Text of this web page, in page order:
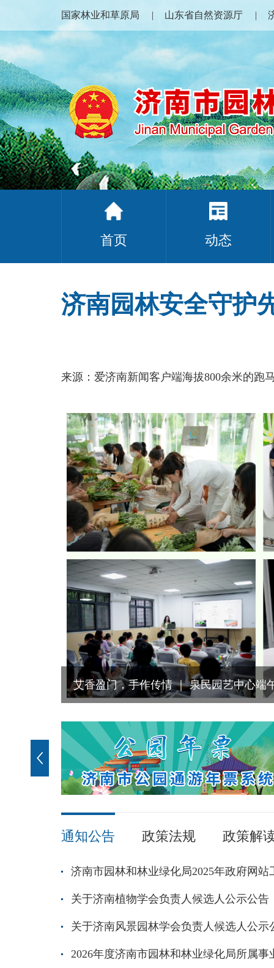
国家林业和草原局 山东省自然资源厅
首页 动态
济南园林安全守护
艾香盈门，手作传情 ｜ 泉民园艺中心端
通知公告 政策法规 政策解
济南市园林和林业绿化局2025年政府网站
关于济南植物学会负责人候选人公示公告
关于济南风景园林学会负责人候选人公示